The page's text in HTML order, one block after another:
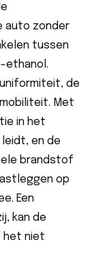
auto zonder
tussen
ethanol.
de
Met
in het
en de
brandstof
op
Een
kan de
het niet